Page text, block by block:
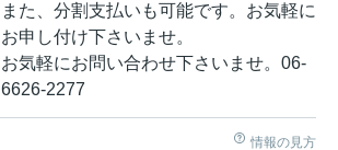
また、分割支払いも可能です。お気軽に
お申し付け下さいませ。
お気軽にお問い合わせ下さいませ。06-
6626-2277
情報の見方